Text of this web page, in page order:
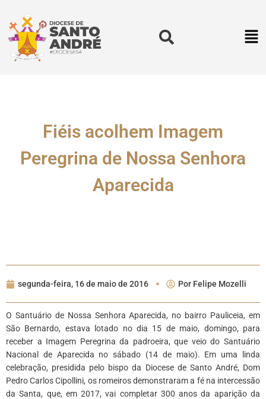
Fiéis acolhem Imagem
Peregrina de Nossa Senhora
Aparecida
segunda-feira, 16 de maio de 2016 Por Felipe Mozelli
O Santuário de Nossa Senhora Aparecida, no bairro Pauliceia, em
São Bernardo, estava lotado no dia 15 de maio, domingo, para
receber a Imagem Peregrina da padroeira, que veio do Santuário
Nacional de Aparecida no sábado (14 de maio). Em uma linda
celebração, presidida pelo bispo da Diocese de Santo André, Dom
Pedro Carlos Cipollini, os romeiros demonstraram a fé na intercessão
da Santa, que, em 2017, vai completar 300 anos da aparição da